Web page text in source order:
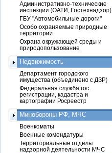
Административно-технические
инспекции (ОАТИ, Гостехнадзор)
ГБУ "Автомобильные дороги"
Особо охраняемые природные
территории
Охрана окружающей среды и
природопользование
Недвижимость
Департамент городского
имущества (объединено с ДЗР)
Федеральная служба гос.
регистрации, кадастра и
картографии Росреестр
Минобороны РФ, МЧС
Военкоматы
Военные комендатуры
Территориальные отделы
надзорной деятельности МЧС